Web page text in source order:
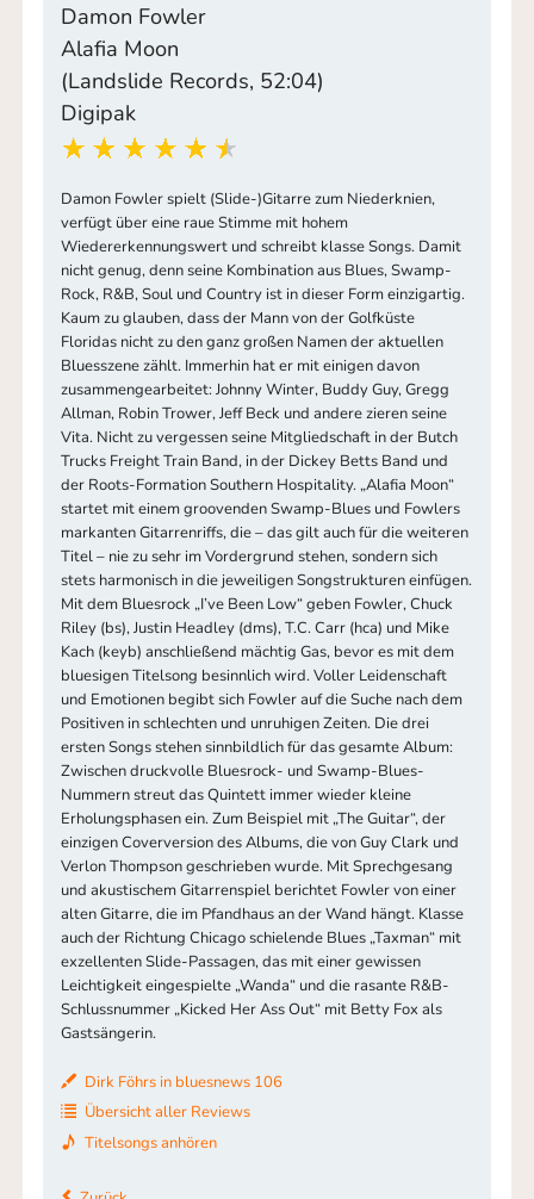
Damon Fowler
Alafia Moon
(Landslide Records, 52:04)
Digipak
Damon Fowler spielt (Slide-)Gitarre zum Niederknien,
verfügt über eine raue Stimme mit hohem
Wiedererkennungswert und schreibt klasse Songs. Damit
nicht genug, denn seine Kombination aus Blues, Swamp-
Rock, R&B, Soul und Country ist in dieser Form einzigartig.
Kaum zu glauben, dass der Mann von der Golfküste
Floridas nicht zu den ganz großen Namen der aktuellen
Bluesszene zählt. Immerhin hat er mit einigen davon
zusammengearbeitet: Johnny Winter, Buddy Guy, Gregg
Allman, Robin Trower, Jeff Beck und andere zieren seine
Vita. Nicht zu vergessen seine Mitgliedschaft in der Butch
Trucks Freight Train Band, in der Dickey Betts Band und
der Roots-Formation Southern Hospitality. „Alafia Moon“
startet mit einem groovenden Swamp-Blues und Fowlers
markanten Gitarrenriffs, die – das gilt auch für die weiteren
Titel – nie zu sehr im Vordergrund stehen, sondern sich
stets harmonisch in die jeweiligen Songstrukturen einfügen.
Mit dem Bluesrock „I’ve Been Low“ geben Fowler, Chuck
Riley (bs), Justin Headley (dms), T.C. Carr (hca) und Mike
Kach (keyb) anschließend mächtig Gas, bevor es mit dem
bluesigen Titelsong besinnlich wird. Voller Leidenschaft
und Emotionen begibt sich Fowler auf die Suche nach dem
Positiven in schlechten und unruhigen Zeiten. Die drei
ersten Songs stehen sinnbildlich für das gesamte Album:
Zwischen druckvolle Bluesrock- und Swamp-Blues-
Nummern streut das Quintett immer wieder kleine
Erholungsphasen ein. Zum Beispiel mit „The Guitar“, der
einzigen Coverversion des Albums, die von Guy Clark und
Verlon Thompson geschrieben wurde. Mit Sprechgesang
und akustischem Gitarrenspiel berichtet Fowler von einer
alten Gitarre, die im Pfandhaus an der Wand hängt. Klasse
auch der Richtung Chicago schielende Blues „Taxman“ mit
exzellenten Slide-Passagen, das mit einer gewissen
Leichtigkeit eingespielte „Wanda“ und die rasante R&B-
Schlussnummer „Kicked Her Ass Out“ mit Betty Fox als
Gastsängerin.
Dirk Föhrs in bluesnews 106
Übersicht aller Reviews
Titelsongs anhören